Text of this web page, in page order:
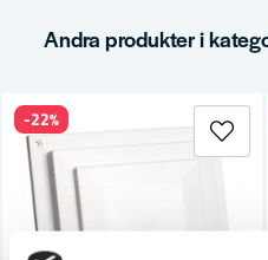
Ja, ni får publicera min
Andra produkter i
-22%